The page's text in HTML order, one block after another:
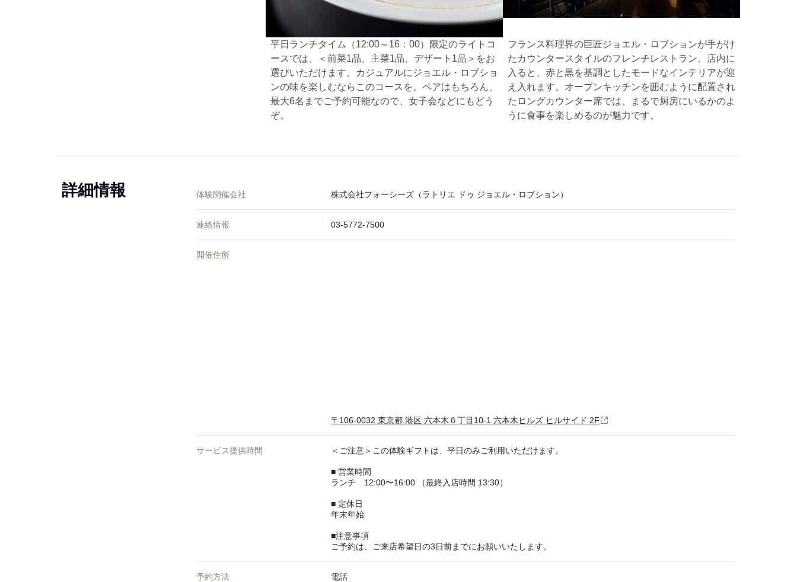
平日ランチタイム（12:00～16：00）限定のライトコ
ースでは、＜前菜1品、主菜1品、デザート1品＞をお
選びいただけます。カジュアルにジョエル・ロブショ
ンの味を楽しむならこのコースを。ペアはもちろん、
最大6名までご予約可能なので、女子会などにもどう
ぞ。
フランス料理界の巨匠ジョエル・ロブションが手がけ
たカウンタースタイルのフレンチレストラン。店内に
入ると、赤と黒を基調としたモードなインテリアが迎
え入れます。オープンキッチンを囲むように配置され
たロングカウンター席では、まるで厨房にいるかのよ
うに食事を楽しめるのが魅力です。
詳細情報 体験開催会社 株式会社フォーシーズ（ラトリエ ドゥ ジョエル・ロブション）
連絡情報 03-5772-7500
開催住所
〒106-0032 東京都 港区 六本木６丁目10-1 六本木ヒルズ ヒルサイド 2F
サービス提供時間 ＜ご注意＞この体験ギフトは、平日のみご利用いただけます。
■ 営業時間
ランチ 12:00〜16:00 （最終入店時間 13:30）
■ 定休日
年末年始
■注意事項
ご予約は、ご来店希望日の3日前までにお願いいたします。
予約方法 電話